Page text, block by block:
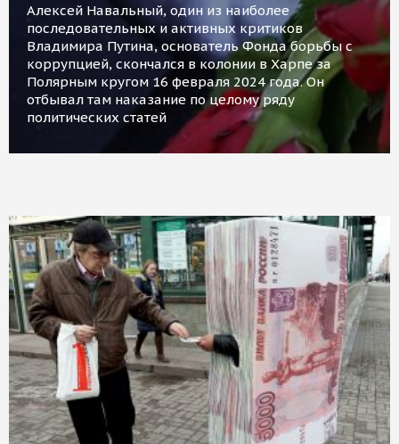
Алексей Навальный, один из наиболее
последовательных и активных критиков
Владимира Путина, основатель Фонда борьбы с
коррупцией, скончался в колонии в Харпе за
Полярным кругом 16 февраля 2024 года. Он
отбывал там наказание по целому ряду
политических статей